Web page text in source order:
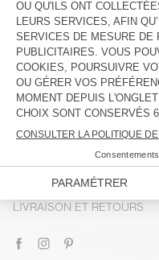
DESCRIPTION
TAILLE ET COUPE
COMPOSITION
TRAÇABILITÉ
LIVRAISON ET RETOURS